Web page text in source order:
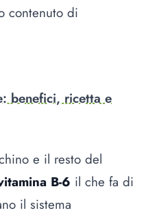
contenuto di
benefici, ricetta e
e il resto del
B-6 il che fa di
il sistema